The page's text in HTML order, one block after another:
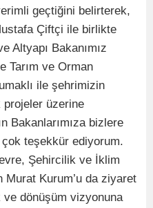
geçtiğini belirterek,
Çiftçi ile birlikte
Altyapı Bakanımız
Tarım ve Orman
ile şehrimizin
projeler üzerine
Bakanlarımıza bizlere
teşekkür ediyorum.
Şehircilik ve İklim
Murat Kurum’u da ziyaret
ve dönüşüm vizyonuna